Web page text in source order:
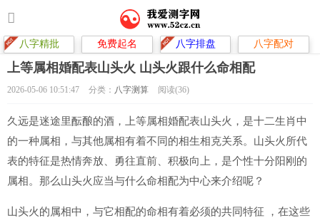
八字精批 免费起名 八字排盘 八字配对
上等属相婚配表山头火 山头火跟什么命相配
2026-05-06 10:51:47 分类： 八字测算 阅读(36)
久远是迷途里酝酿的酒，上等属相婚配表山头火，是十二生肖中
的一种属相，与其他属相有着不同的相生相克关系。山头火所代
表的特征是热情奔放、勇往直前、积极向上，是个性十分阳刚的
属相。那么山头火应当与什么命相配为中心来介绍呢？
山头火的属相中，与它相配的命相有着必须的共同特征 ，在这些